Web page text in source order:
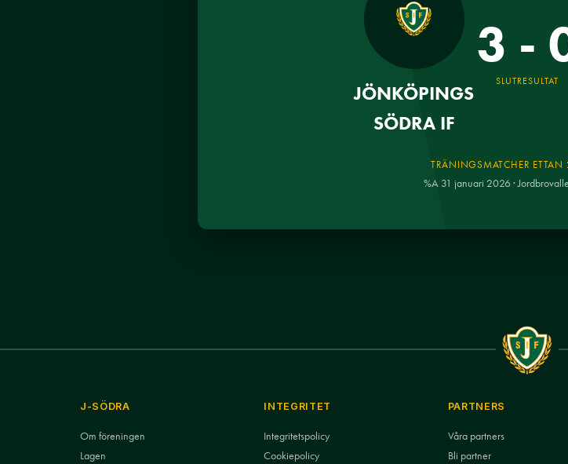
JÖNKÖPINGS
SÖDRA IF
3 -
SLUTRESULTAT
TRÄNINGSMATCHER
%A 31 januari 2026 ·
J-SÖDRA
Om föreningen
Lagen
INTEGRITET
Integritetspolicy
Cookiepolicy
PARTNERS
Våra partners
Bli partner